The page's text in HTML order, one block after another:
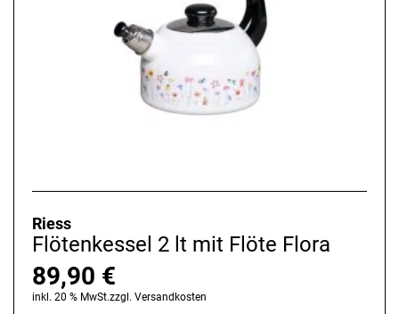
Riess
Flötenkessel 2 lt mit Flöte Flora
89,90 €
inkl. 20 % MwSt.zzgl. Versandkosten